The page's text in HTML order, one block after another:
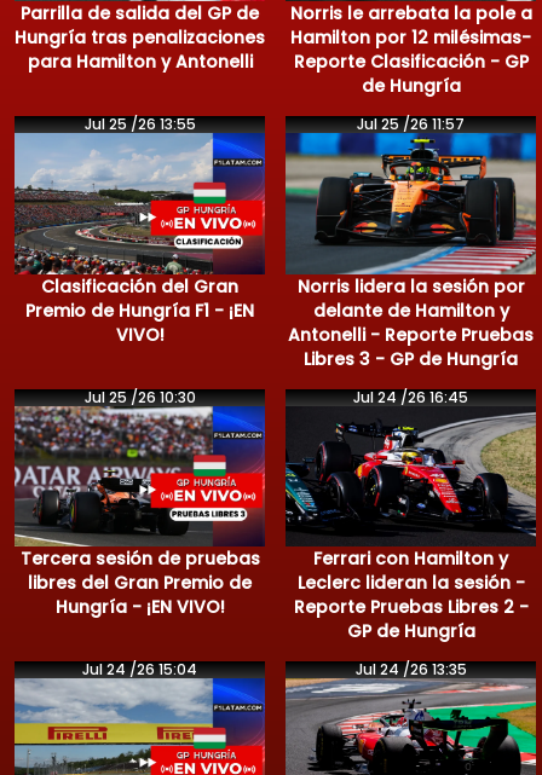
Parrilla de salida del GP de
Hungría tras penalizaciones
para Hamilton y Antonelli
Norris le arrebata la pole a
Hamilton por 12 milésimas-
Reporte Clasificación - GP
de Hungría
Jul 25 /26 13:55
Clasificación del Gran
Premio de Hungría F1 - ¡EN
VIVO!
Jul 25 /26 11:57
Norris lidera la sesión por
delante de Hamilton y
Antonelli - Reporte Pruebas
Libres 3 - GP de Hungría
Jul 25 /26 10:30
Tercera sesión de pruebas
libres del Gran Premio de
Hungría - ¡EN VIVO!
Jul 24 /26 16:45
Ferrari con Hamilton y
Leclerc lideran la sesión -
Reporte Pruebas Libres 2 -
GP de Hungría
Jul 24 /26 15:04 Jul 24 /26 13:35